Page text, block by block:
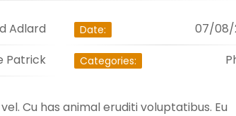
Adlard Date: 07/08/
Patrick Categories:
Cu has animal eruditi voluptatibus. Eu